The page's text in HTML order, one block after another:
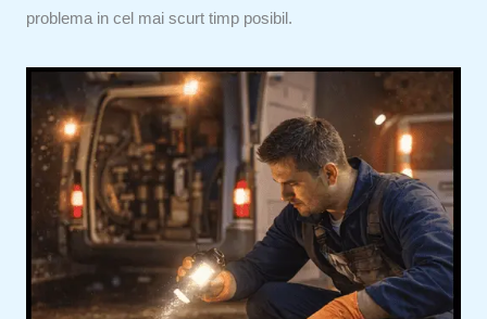
problema in cel mai scurt timp posibil.